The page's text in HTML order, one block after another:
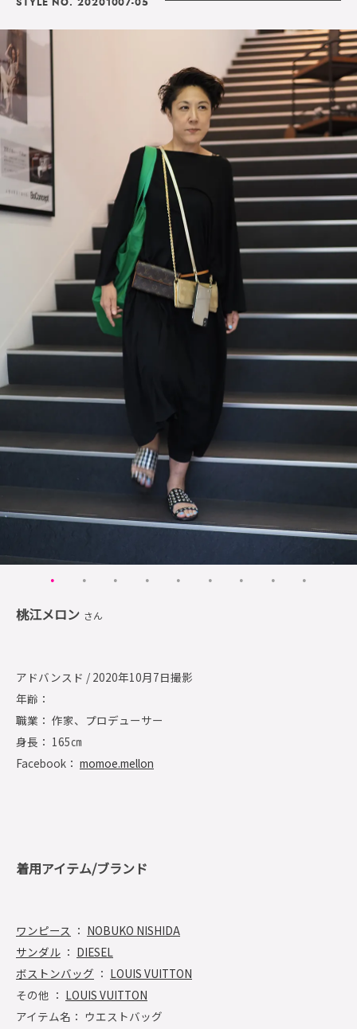
桃江メロン さん
アドバンスド / 2020年10月7日撮影
年齢：
職業： 作家、プロデューサー
身長： 165㎝
Facebook： momoe.mellon
着用アイテム/ブランド
ワンピース ： NOBUKO NISHIDA
サンダル ： DIESEL
ボストンバッグ ： LOUIS VUITTON
その他 ： LOUIS VUITTON
アイテム名： ウエストバッグ